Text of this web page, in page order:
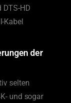
HD
Kabel
der
selten
und sogar